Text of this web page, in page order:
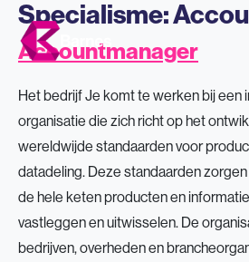
Specialisme:
Accountmanager
Het bedrijf Je komt te werken bij een
organisatie die zich richt op het
wereldwijde standaarden voor
datadeling. Deze standaarden
de hele keten producten en
vastleggen en uitwisselen. De
bedrijven, overheden en